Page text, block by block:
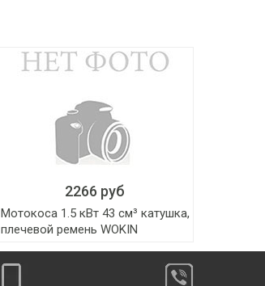
2266 руб
Мотокоса 1.5 кВт 43 см³ катушка,
плечевой ремень WOKIN